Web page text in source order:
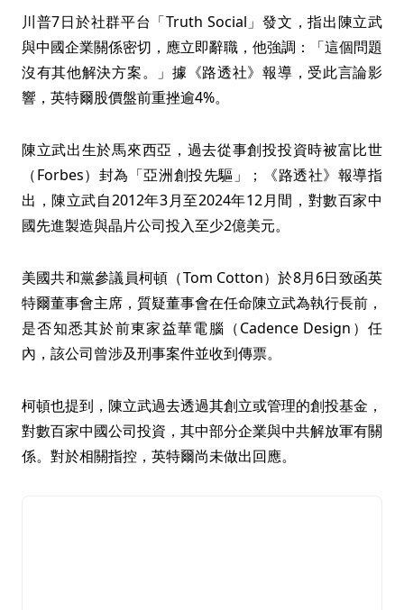
川普7日於社群平台「Truth Social」發文，指出陳立武
與中國企業關係密切，應立即辭職，他強調：「這個問題
沒有其他解決方案。」據《路透社》報導，受此言論影
響，英特爾股價盤前重挫逾4%。
陳立武出生於馬來西亞，過去從事創投投資時被富比世
（Forbes）封為「亞洲創投先驅」；《路透社》報導指
出，陳立武自2012年3月至2024年12月間，對數百家中
國先進製造與晶片公司投入至少2億美元。
美國共和黨參議員柯頓（Tom Cotton）於8月6日致函英
特爾董事會主席，質疑董事會在任命陳立武為執行長前，
是否知悉其於前東家益華電腦（Cadence Design）任
內，該公司曾涉及刑事案件並收到傳票。
柯頓也提到，陳立武過去透過其創立或管理的創投基金，
對數百家中國公司投資，其中部分企業與中共解放軍有關
係。對於相關指控，英特爾尚未做出回應。